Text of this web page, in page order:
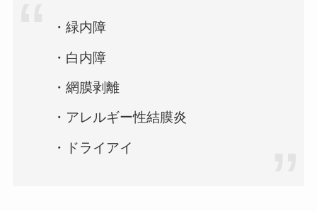
・緑内障
・白内障
・網膜剥離
・アレルギー性結膜炎
・ドライアイ